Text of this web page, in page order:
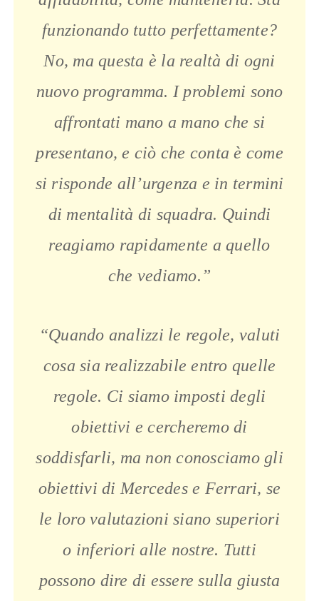
funzionando tutto perfettamente?
No, ma questa è la realtà di ogni
nuovo programma. I problemi sono
affrontati mano a mano che si
presentano, e ciò che conta è come
si risponde all’urgenza e in termini
di mentalità di squadra. Quindi
reagiamo rapidamente a quello
che vediamo.”
“Quando analizzi le regole, valuti
cosa sia realizzabile entro quelle
regole. Ci siamo imposti degli
obiettivi e cercheremo di
soddisfarli, ma non conosciamo gli
obiettivi di Mercedes e Ferrari, se
le loro valutazioni siano superiori
o inferiori alle nostre. Tutti
possono dire di essere sulla giusta